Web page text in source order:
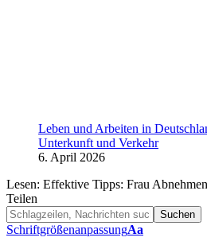
Leben und Arbeiten in
Unterkunft und Verkehr
6. April 2026
Lesen: Effektive Tipps: Frau
Teilen
SchriftgrößenanpassungAa